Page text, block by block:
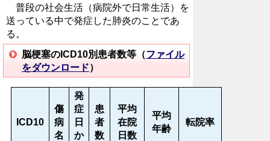
普段の社会生活（病院外で日常生活）を
送っている中で発症した肺炎のことであ
る。
脳梗塞のICD10別患者数等（ファイル
をダウンロード）
ICD10
傷
病
名
発
症
日
か
患
者
数
平均
在院
日数
平均
年齢
転院率